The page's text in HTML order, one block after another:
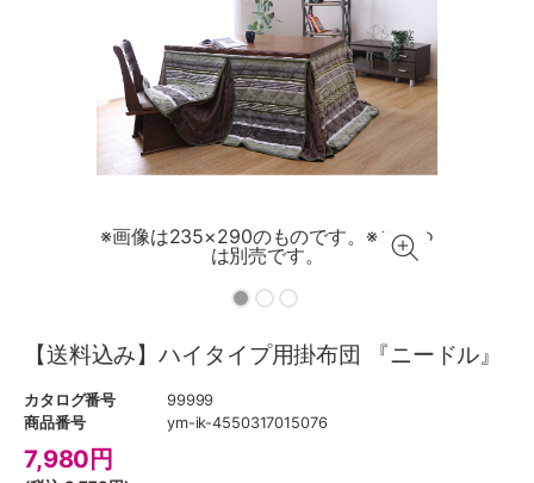
※画像は235×290のものです。※こたつ
は別売です。
【送料込み】ハイタイプ用掛布団 『ニードル』
カタログ番号
99999
商品番号
ym-ik-4550317015076
7,980 円